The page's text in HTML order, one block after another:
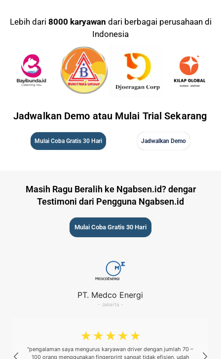
Lebih dari 8000 karyawan dari berbagai perusahaan di
Indonesia
Jadwalkan Demo atau Mulai Trial Sekarang
Mulai Coba Gratis 30 Hari Jadwalkan Demo
Masih Ragu Beralih ke Ngabsen.id? dengar
Testimoni dari Pengguna Ngabsen.id
Mulai Coba Gratis 30 Hari
PT. Medco Energi
- Jakarta -
☆ ☆ ☆ ☆ ☆
"pengalaman saya mengurus karyawan driver dengan jumlah 70 –
100 orang menggunakan fingerprint sangat tidak efisien, udah